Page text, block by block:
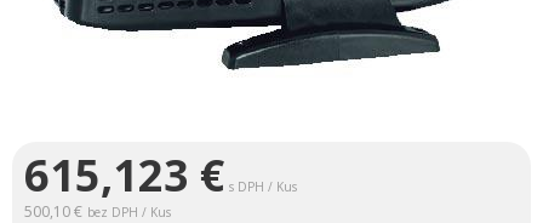
615,123 € s DPH / Kus
500,10 € bez DPH / Kus